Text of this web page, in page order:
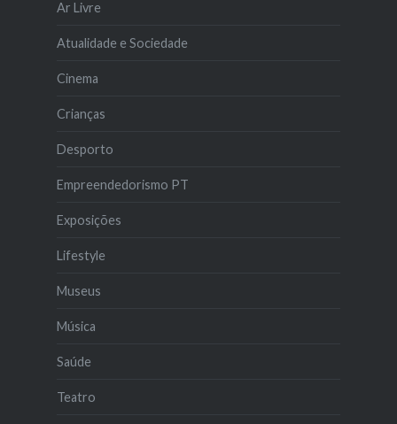
Ar Livre
Atualidade e Sociedade
Cinema
Crianças
Desporto
Empreendedorismo PT
Exposições
Lifestyle
Museus
Música
Saúde
Teatro